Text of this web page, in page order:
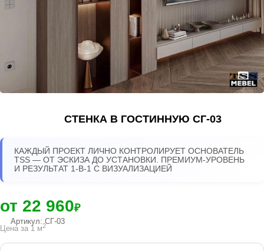
СТЕНКА В ГОСТИННУЮ СГ-03
КАЖДЫЙ ПРОЕКТ ЛИЧНО КОНТРОЛИРУЕТ ОСНОВАТЕЛЬ
TSS — ОТ ЭСКИЗА ДО УСТАНОВКИ. ПРЕМИУМ-УРОВЕНЬ
И РЕЗУЛЬТАТ 1-В-1 С ВИЗУАЛИЗАЦИЕЙ
от 22 960₽
Артикул: СГ-03
Цена за 1 м2